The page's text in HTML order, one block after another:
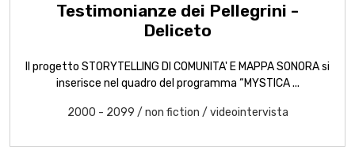
Testimonianze dei Pellegrini -
Deliceto
Il progetto STORYTELLING DI COMUNITA' E MAPPA SONORA si
inserisce nel quadro del programma “MYSTICA ...
2000 - 2099 / non fiction / videointervista